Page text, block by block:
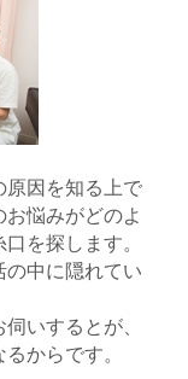
原因を知る上で
悩みがどのよ
を探します。
の中に隠れてい
いするとが、
からです。